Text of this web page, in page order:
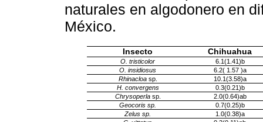
naturales en algodonero en
México.
Insecto Chihuahua
O. tristicolor
6.1(1.41)b
O. insidiosus
6.2( 1.57 )a
Rhinacloasp.
10.1(3.58)a
H. convergens
0.3(0.21)b
Chrysoperlasp.
2.0(0.64)ab
Geocoris sp.
0.7(0.25)b
Zelus sp.
1.0(0.38)a